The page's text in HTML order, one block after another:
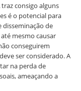
consigo alguns
é o potencial para
disseminação de
mesmo causar
conseguirem
ser considerado. A
na perda de
ameaçando a